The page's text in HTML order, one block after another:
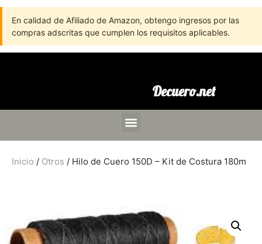
En calidad de Afiliado de Amazon, obtengo ingresos por las
compras adscritas que cumplen los requisitos aplicables.
Decuero.net
Inicio / Otros / Hilo de Cuero 150D – Kit de Costura 180m